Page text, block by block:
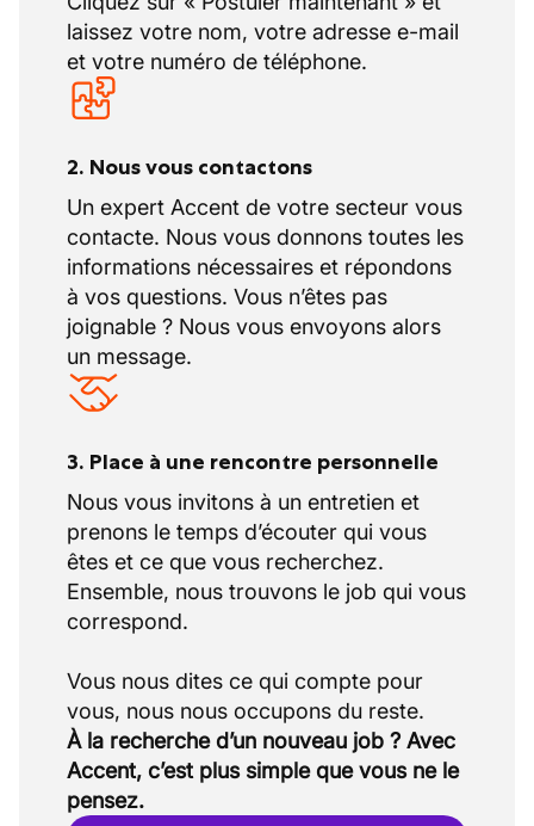
laissez votre nom, votre adresse e-mail
et votre numéro de téléphone.
2. Nous vous contactons
Un expert Accent de votre secteur vous
contacte. Nous vous donnons toutes les
informations nécessaires et répondons
à vos questions. Vous n’êtes pas
joignable ? Nous vous envoyons alors
un message.
3. Place à une rencontre personnelle
Nous vous invitons à un entretien et
prenons le temps d’écouter qui vous
êtes et ce que vous recherchez.
Ensemble, nous trouvons le job qui vous
correspond.
Vous nous dites ce qui compte pour
À la recherche d’un nouveau job ? Avec
Accent, c’est plus simple que vous ne le
pensez.